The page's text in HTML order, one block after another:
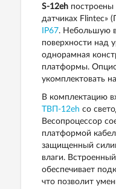
S-12еh построены
датчиках Flintec»
IP67. Небольшую
поверхности над
однорамная
платформы.
укомплектовать
В комплектацию
ТВП-12eh со
Весопроцессор
платформой
защищенный
влаги.
обеспечивает
что позволит